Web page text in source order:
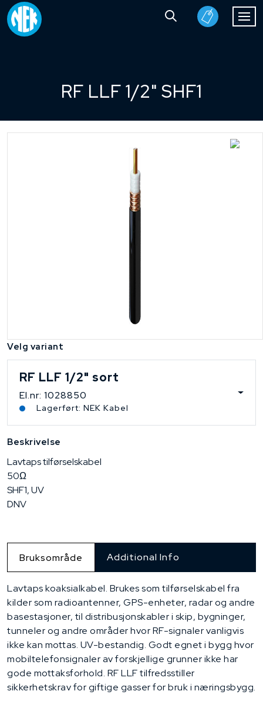
RF LLF 1/2" SHF1
Velg variant
RF LLF 1/2" sort
El.nr: 1028850
Lagerført: NEK Kabel
Beskrivelse
Lavtaps tilførselskabel
50Ω
SHF1, UV
DNV
Bruksområde Additional Info
Lavtaps koaksialkabel. Brukes som tilførselskabel fra
kilder som radioantenner, GPS-enheter, radar og andre
basestasjoner, til distribusjonskabler i skip, bygninger,
tunneler og andre områder hvor RF-signaler vanligvis
ikke kan mottas. UV-bestandig. Godt egnet i bygg hvor
mobiltelefonsignaler av forskjellige grunner ikke har
gode mottaksforhold. RF LLF tilfredsstiller
sikkerhetskrav for giftige gasser for bruk i næringsbygg.